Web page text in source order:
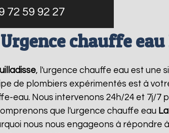
72 59 92 27
Urgence chauffe
, l'urgence chauffe eau est une
de plombiers expérimentés est à
eau. Nous intervenons 24h/24 et 7j/7
que l'urgence chauffe eau
nous nous engageons à répondre